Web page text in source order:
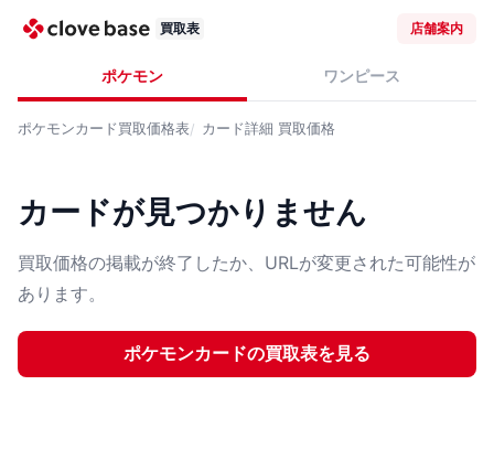
買取表 店舗案内
ポケモン ワンピース
ポケモンカード買取価格表 カード詳細 買取価格
カードが見つかりません
買取価格の掲載が終了したか、URLが変更された可能性が
あります。
ポケモンカードの買取表を見る